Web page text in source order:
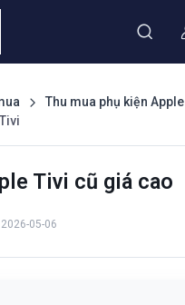
Thu mua phụ kiện Apple
Tivi cũ giá cao
2026-05-06